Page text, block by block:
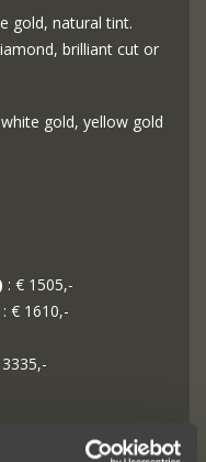
gold, natural tint.
brilliant cut or
gold, yellow gold
: € 1505,-
: € 1610,-